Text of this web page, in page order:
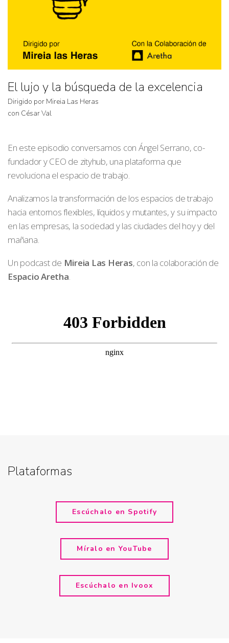
El lujo y la búsqueda de la excelencia
Dirigido por Mireia Las Heras
con César Val
En este episodio conversamos con Ángel Serrano, co-
fundador y CEO de zityhub, una plataforma que
revoluciona el espacio de trabajo.
Analizamos la transformación de los espacios de trabajo
hacia entornos flexibles, líquidos y mutantes, y su impacto
en las empresas, la sociedad y las ciudades del hoy y del
mañana.
Un podcast de Mireia Las Heras, con la colaboración de
Espacio Aretha.
Plataformas
Escúchalo en Spotify
Míralo en YouTube
Escúchalo en Ivoox